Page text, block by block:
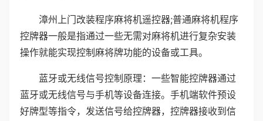
漳州上门改装程序麻将机遥控器;普通麻将机程序
控牌器一般是指通过一些无需对麻将机进行复杂安装
操作就能实现控制麻将牌功能的设备或工具。
蓝牙或无线信号控制原理：一些智能控牌器通过
蓝牙或无线信号与手机等设备连接。手机端软件预设
好牌型等指令，发送信号给控牌器，控牌器接收到信